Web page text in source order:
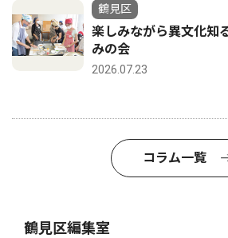
鶴見区
楽しみながら異文化
みの会
2026.07.23
コラム一覧
鶴見区編集室